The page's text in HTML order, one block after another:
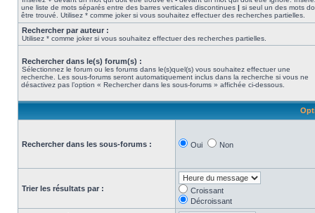
une liste de mots séparés entre des barres verticales discontinues | si seul un des mots
être trouvé. Utilisez * comme joker si vous souhaitez effectuer des recherches partielles.
Rechercher par auteur :
Utilisez * comme joker si vous souhaitez effectuer des recherches partielles.
Rechercher dans le(s) forum(s) :
Sélectionnez le forum ou les forums dans le(s)quel(s) vous souhaitez effectuer une
recherche. Les sous-forums seront automatiquement inclus dans la recherche si vous ne
désactivez pas l’option « Rechercher dans les sous-forums » affichée ci-dessous.
Rechercher dans les sous-forums : Oui Non
Trier les résultats par :
Croissant
Décroissant